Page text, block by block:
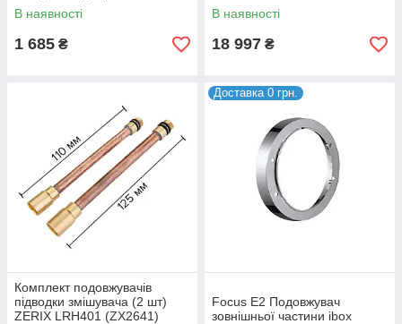
В наявності
1 685 ₴
В наявності
18 997 ₴
Комплект подовжувачів
підводки змішувача (2 шт)
ZERIX LRH401 (ZX2641)
Доставка 0 грн.
Focus E2 Подовжувач
зовнішньої частини ibox